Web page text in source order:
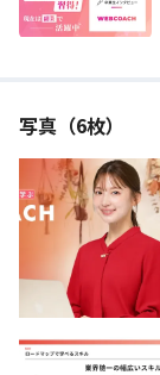
写真（6枚）